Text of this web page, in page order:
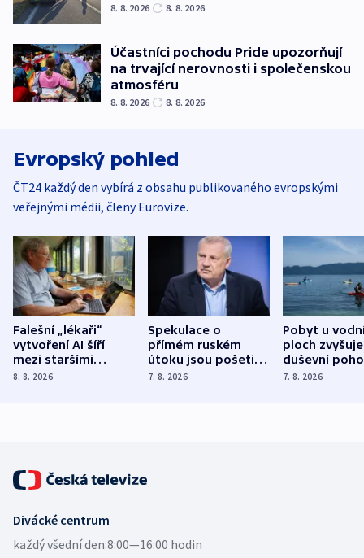
8. 8. 2026 8. 8. 2026
Účastníci pochodu Pride upozorňují
na trvající nerovnosti i společenskou
atmosféru
8. 8. 2026 8. 8. 2026
Evropský pohled
ČT24 každý den vybírá z obsahu publikovaného evropskými
veřejnými médii, členy Eurovize.
Falešní „lékaři“
vytvoření AI šíří
mezi staršími
Poláky nebezpečné
8. 8. 2026
Spekulace o
přímém ruském
útoku jsou pošetilé,
míní estonský
7. 8. 2026
Pobyt u
ploch zvyšuje
duševní
ukázala
7. 8. 2026
Divácké centrum
každý všední den:8:00—16:00 hodin